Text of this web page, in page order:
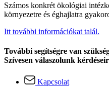
Számos konkrét ökológiai
környezetre és éghajlatra
Itt további információkat talál.
További segítségre van
Szívesen válaszolunk
Kapcsolat